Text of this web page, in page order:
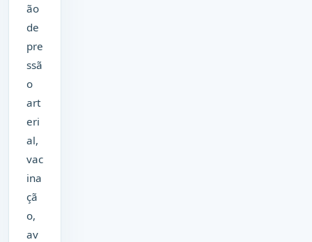
ão
de
pre
ssã
o
art
eri
al,
vac
ina
çã
o,
av